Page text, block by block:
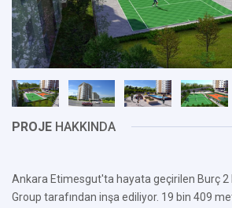
PROJE HAKKINDA
Ankara Etimesgut'ta hayata geçirilen Burç 2
Group tarafından inşa ediliyor. 19 bin 409